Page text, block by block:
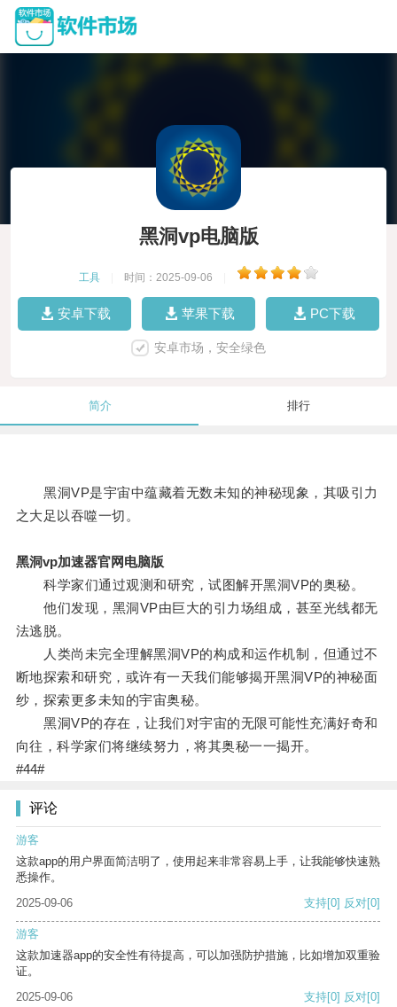
黑洞vp电脑版
工具 时间：2025-09-06
安卓下载 苹果下载 PC下载
安卓市场，安全绿色
简介 排行
黑洞VP是宇宙中蕴藏着无数未知的神秘现象，其吸引力
之大足以吞噬一切。
黑洞vp加速器官网电脑版
科学家们通过观测和研究，试图解开黑洞VP的奥秘。
他们发现，黑洞VP由巨大的引力场组成，甚至光线都无
法逃脱。
人类尚未完全理解黑洞VP的构成和运作机制，但通过不
断地探索和研究，或许有一天我们能够揭开黑洞VP的神秘面
纱，探索更多未知的宇宙奥秘。
黑洞VP的存在，让我们对宇宙的无限可能性充满好奇和
向往，科学家们将继续努力，将其奥秘一一揭开。
#44#
评论
游客
这款app的用户界面简洁明了，使用起来非常容易上手，让我能够快速熟
悉操作。
2025-09-06
支持[0] 反对[0]
游客
这款加速器app的安全性有待提高，可以加强防护措施，比如增加双重验
证。
2025-09-06
支持[0] 反对[0]